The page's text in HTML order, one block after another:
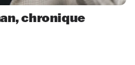
chronique